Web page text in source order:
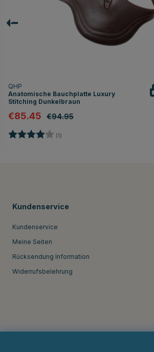
QHP
Anatomische Bauchplatte Luxury
Stitching Dunkelbraun
€85.45 €94.95
Bewertung: (1)
Kundenservice
Kundenservice
Meine Seiten
Rücksendung Information
Widerrufsbelehrung